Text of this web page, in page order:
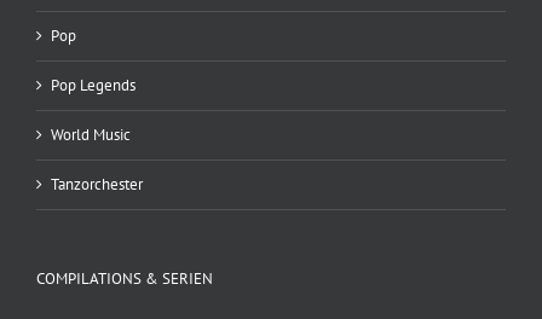
Pop
Pop Legends
World Music
Tanzorchester
COMPILATIONS & SERIEN